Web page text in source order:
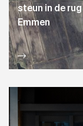
steun in de
Emmen